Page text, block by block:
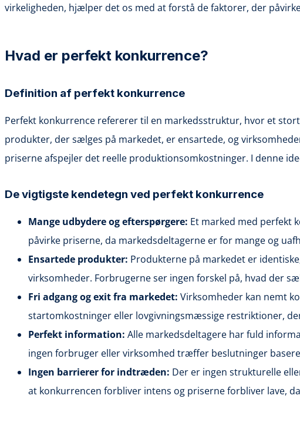
virkeligheden, hjælper det os med at forstå de faktorer, der
Hvad er perfekt konkurrence?
Definition af perfekt konkurrence
Perfekt konkurrence refererer til en markedsstruktur, hvor et
produkter, der sælges på markedet, er ensartede, og
priserne afspejler det reelle produktionsomkostninger. I denne
De vigtigste kendetegn ved perfekt konkurrence
Mange udbydere og efterspørgere: Et marked med perfekt
påvirke priserne, da markedsdeltagerne er for mange og
Ensartede produkter: Produkterne på markedet er
virksomheder. Forbrugerne ser ingen forskel på, hvad der
Fri adgang og exit fra markedet: Virksomheder kan nemt
startomkostninger eller lovgivningsmæssige restriktioner,
Perfekt information: Alle markedsdeltagere har fuld
ingen forbruger eller virksomhed træffer beslutninger
Ingen barrierer for indtræden: Der er ingen strukturelle
at konkurrencen forbliver intens og priserne forbliver lave,